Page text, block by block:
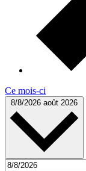
Ce mois-ci
8/8/2026 août 2026